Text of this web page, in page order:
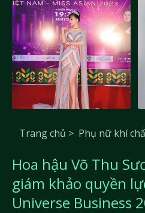
Trang chủ > Phụ nữ khí
Hoa hậu Võ Thu
giám khảo quyền
Universe Business